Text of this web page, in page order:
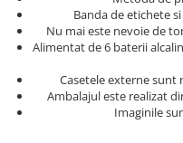
capse sau cuie in banda
Preducele si Clesti pentru
finisare bannere
Preducele Rapid
Capse, Pini si Cuie
fotovoltaice
Scule pentru reparatii
motociclete
Scule unelte lucru la
Surubelnite
Banda de etichete
Nu mai este nevoie de
Alimentat de 6 baterii
Casetele externe sunt
Ambalajul este realizat
Imaginile